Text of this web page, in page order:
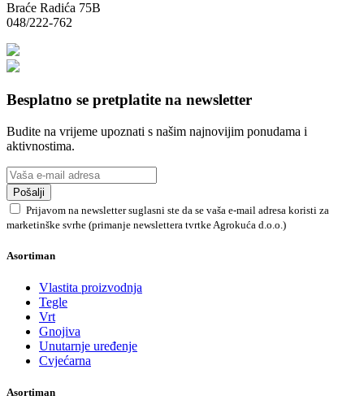
Braće Radića 75B
048/222-762
Besplatno se pretplatite na newsletter
Budite na vrijeme upoznati s našim najnovijim ponudama i
aktivnostima.
Pošalji
Prijavom na newsletter suglasni ste da se vaša e-mail adresa koristi za
marketinške svrhe (primanje newslettera tvrtke Agrokuća d.o.o.)
Asortiman
Vlastita proizvodnja
Tegle
Vrt
Gnojiva
Unutarnje uređenje
Cvjećarna
Asortiman